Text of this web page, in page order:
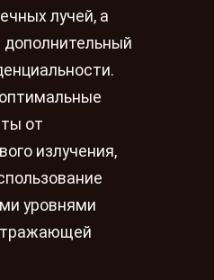
лучей, а
от
излучения,
уровнями